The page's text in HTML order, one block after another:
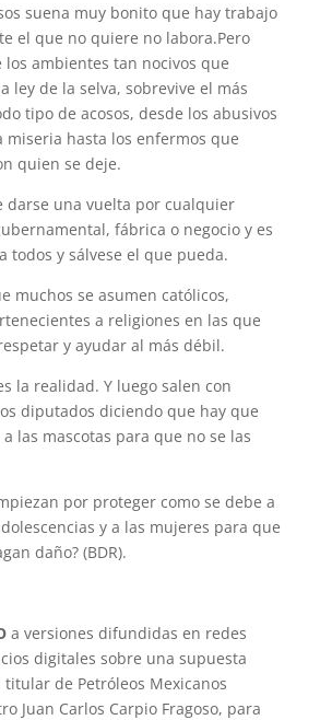
suena muy bonito que hay trabajo
el que no quiere no labora.Pero
los ambientes tan nocivos que
ley de la selva, sobrevive el más
tipo de acosos, desde los abusivos
miseria hasta los enfermos que
quien se deje.
darse una vuelta por cualquier
fábrica o negocio y es
todos y sálvese el que pueda.
muchos se asumen católicos,
a religiones en las que
y ayudar al más débil.
la realidad. Y luego salen con
diputados diciendo que hay que
las mascotas para que no se las
por proteger como se debe a
y a las mujeres para que
daño? (BDR).
a versiones difundidas en redes
digitales sobre una supuesta
de Petróleos Mexicanos
Juan Carlos Carpio Fragoso, para